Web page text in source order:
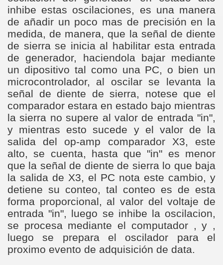
inhibe estas oscilaciones, es una manera
de añadir un poco mas de precisión en la
medida, de manera, que la señal de diente
de sierra se inicia al habilitar esta entrada
de generador, haciendola bajar mediante
un dipositivo tal como una PC, o bien un
microcontrolador, al oscilar se levanta la
señal de diente de sierra, notese que el
comparador estara en estado bajo mientras
la sierra no supere al valor de entrada "in",
y mientras esto sucede y el valor de la
salida del op-amp comparador X3, este
alto, se cuenta, hasta que "in" es menor
que la señal de diente de sierra lo que baja
la salida de X3, el PC nota este cambio, y
detiene su conteo, tal conteo es de esta
forma proporcional, al valor del voltaje de
entrada "in", luego se inhibe la oscilacion,
se procesa mediante el computador , y ,
luego se prepara el oscilador para el
proximo evento de adquisición de data.